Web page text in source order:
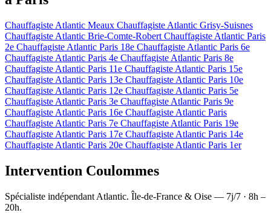
Chauffagiste Atlantic Meaux Chauffagiste Atlantic Grisy-Suisnes
Chauffagiste Atlantic Brie-Comte-Robert Chauffagiste Atlantic Paris
2e Chauffagiste Atlantic Paris 18e Chauffagiste Atlantic Paris 6e
Chauffagiste Atlantic Paris 4e Chauffagiste Atlantic Paris 8e
Chauffagiste Atlantic Paris 11e Chauffagiste Atlantic Paris 15e
Chauffagiste Atlantic Paris 13e Chauffagiste Atlantic Paris 10e
Chauffagiste Atlantic Paris 12e Chauffagiste Atlantic Paris 5e
Chauffagiste Atlantic Paris 3e Chauffagiste Atlantic Paris 9e
Chauffagiste Atlantic Paris 16e Chauffagiste Atlantic Paris
Chauffagiste Atlantic Paris 7e Chauffagiste Atlantic Paris 19e
Chauffagiste Atlantic Paris 17e Chauffagiste Atlantic Paris 14e
Chauffagiste Atlantic Paris 20e Chauffagiste Atlantic Paris 1er
Intervention Coulommes
Spécialiste indépendant Atlantic. Île-de-France & Oise — 7j/7 · 8h –
20h.